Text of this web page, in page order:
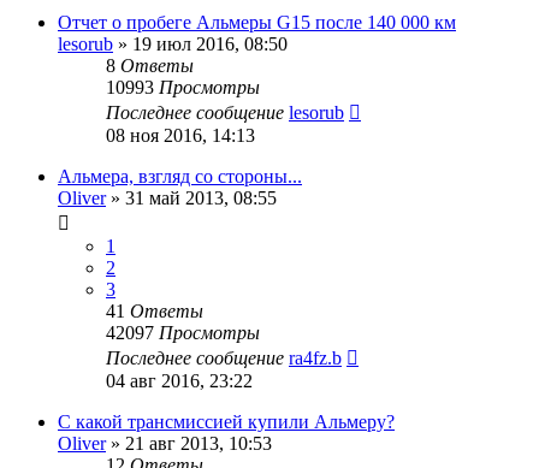
Отчет о пробеге Альмеры G15 после 140 000 км
lesorub » 19 июл 2016, 08:50
8 Ответы
10993 Просмотры
Последнее сообщение lesorub
08 ноя 2016, 14:13
Альмера, взгляд со стороны...
Oliver» 31 май 2013, 08:55
1
2
3
41 Ответы
42097 Просмотры
Последнее сообщение ra4fz.b
04 авг 2016, 23:22
С какой трансмиссией купили Альмеру?
Oliver» 21 авг 2013, 10:53